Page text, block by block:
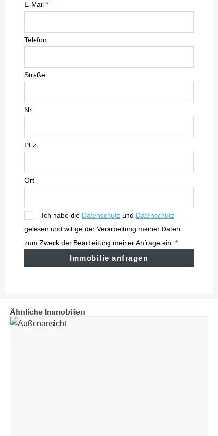
E-Mail *
Telefon
Straße
Nr.
PLZ
Ort
Ich habe die Datenschutz und Datenschutz
gelesen und willige der Verarbeitung meiner Daten
zum Zweck der Bearbeitung meiner Anfrage ein. *
Immobilie anfragen
Ähnliche Immobilien